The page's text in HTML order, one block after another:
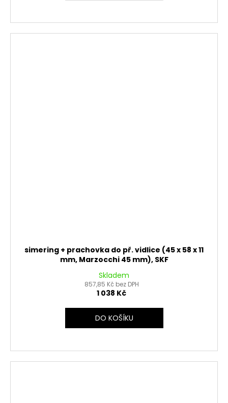
simering + prachovka do př. vidlice (45 x 58 x 11
mm, Marzocchi 45 mm), SKF
Skladem
857,85 Kč bez DPH
1 038 Kč
DO KOŠÍKU